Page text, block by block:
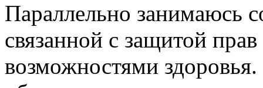
Параллельно занимаюсь
связанной с защитой
возможностями